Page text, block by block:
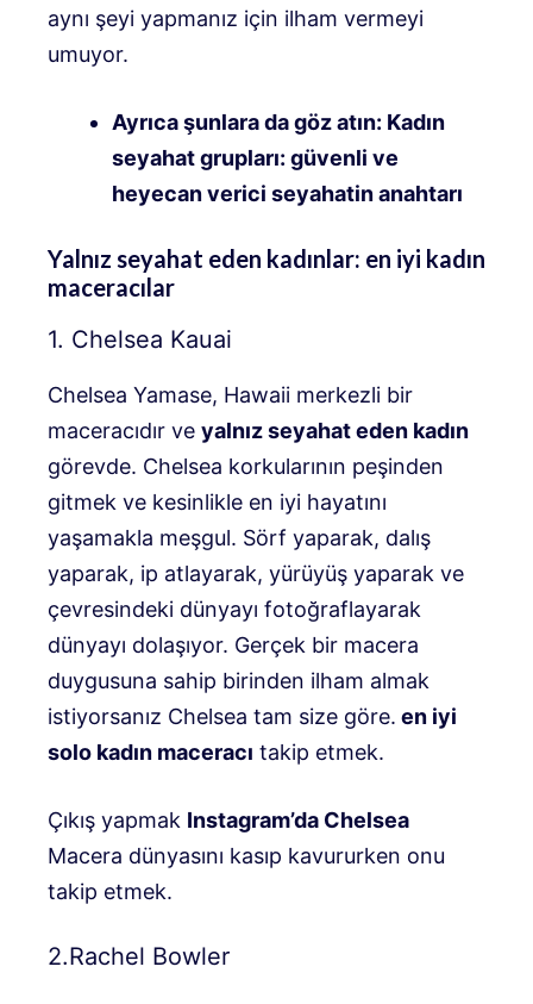
aynı şeyi yapmanız için ilham vermeyi
umuyor.
Ayrıca şunlara da göz atın: Kadın
seyahat grupları: güvenli ve
heyecan verici seyahatin anahtarı
Yalnız seyahat eden kadınlar: en iyi kadın
maceracılar
1. Chelsea Kauai
Chelsea Yamase, Hawaii merkezli bir
maceracıdır ve yalnız seyahat eden kadın
görevde. Chelsea korkularının peşinden
gitmek ve kesinlikle en iyi hayatını
yaşamakla meşgul. Sörf yaparak, dalış
yaparak, ip atlayarak, yürüyüş yaparak ve
çevresindeki dünyayı fotoğraflayarak
dünyayı dolaşıyor. Gerçek bir macera
duygusuna sahip birinden ilham almak
istiyorsanız Chelsea tam size göre. en iyi
solo kadın maceracı takip etmek.
Çıkış yapmak Instagram’da Chelsea
Macera dünyasını kasıp kavururken onu
takip etmek.
2.Rachel Bowler